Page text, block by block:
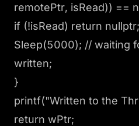
remotePtr, isRead)) ==
if (!isRead) return nullptr;
Sleep(5000); // waiting
written;
}
printf("Written to the
return wPtr;